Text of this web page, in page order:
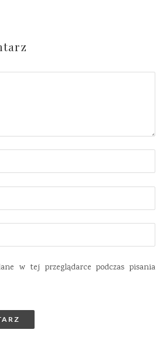
w tej przeglądarce podczas pisania